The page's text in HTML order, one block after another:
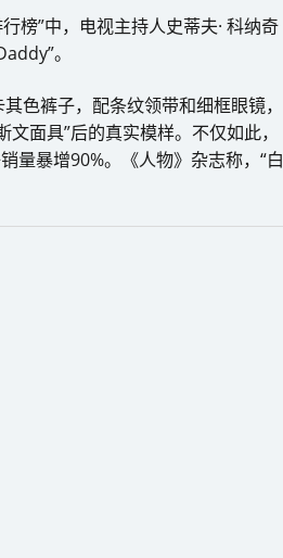
榜”中，电视主持人史蒂夫· 科纳奇
。
色裤子，配条纹领带和细框眼镜，
面具”后的真实模样。不仅如此，
量暴增90%。《人物》杂志称，“白